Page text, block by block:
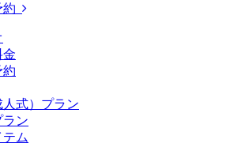
約
金
約
式）プラン
ラン
ム